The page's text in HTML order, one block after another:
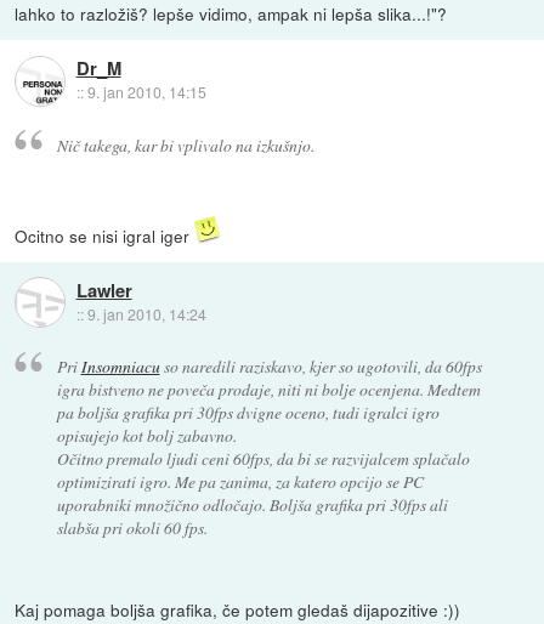
lahko to razložiš? lepše vidimo, ampak ni lepša slika...!"?
Dr_M
::9. jan 2010, 14:15
Nič takega, kar bi vplivalo na izkušnjo.
Ocitno se nisi igral iger
Lawler
::9. jan 2010, 14:24
PriInsomniacuso naredili raziskavo, kjer so ugotovili, da 60fps
igra bistveno ne poveča prodaje, niti ni bolje ocenjena. Medtem
pa boljša grafika pri 30fps dvigne oceno, tudi igralci igro
opisujejo kot bolj zabavno.
Očitno premalo ljudi ceni 60fps, da bi se razvijalcem splačalo
optimizirati igro. Me pa zanima, za katero opcijo se PC
uporabniki množično odločajo. Boljša grafika pri 30fps ali
slabša pri okoli 60 fps.
Kaj pomaga boljša grafika, če potem gledaš dijapozitive :))